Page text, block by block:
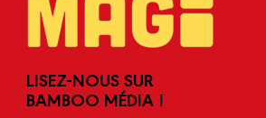
LISEZ-NOUS SUR
BAMBOO MÉDIA !